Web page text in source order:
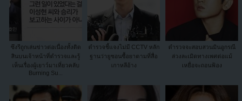
ซึงรีถูกเล่นข่าวต่อเนื่องทั้งติด
สินบนเจ้าหน้าที่ตำรวจและรู้
เห็นเรื่องผู้เยาว์มาเที่ยวคลับ
Burning Su...
ตำรวจชี้แจงไม่มี CCTV หลัก
ฐานว่ายูชอนซื้อยาตามที่สื่อ
เกาหลีอ้าง
ตำรวจจะสอบสวนมินอูกรณี
ล่วงละเมิดทางเพศต่อแม้
เหยื่อจะถอนฟ้อง